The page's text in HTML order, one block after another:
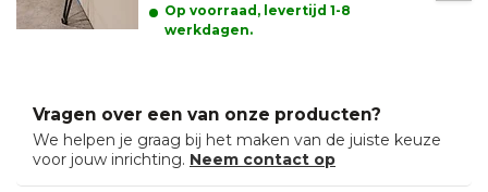
Op voorraad, levertijd 1-8
werkdagen.
Vragen over een van onze producten?
We helpen je graag bij het maken van de juiste keuze
voor jouw inrichting. Neem contact op